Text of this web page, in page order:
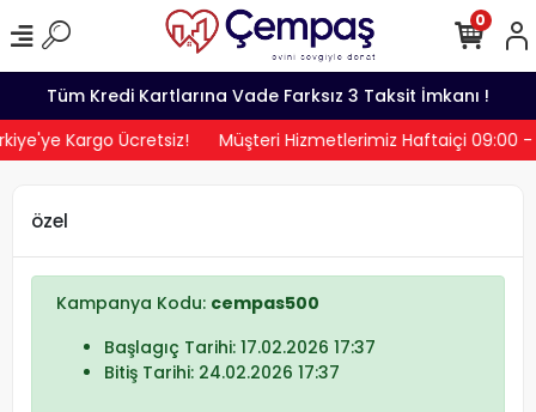
Tüm Kredi Kartlarına Vade Farksız 3 Taksit İmkanı !
Kargo Ücretsiz!
Müşteri Hizmetlerimiz Haftaiçi 09:00
0
özel
Kampanya Kodu: cempas500
Başlagıç Tarihi: 17.02.2026 17:37
Bitiş Tarihi: 24.02.2026 17:37